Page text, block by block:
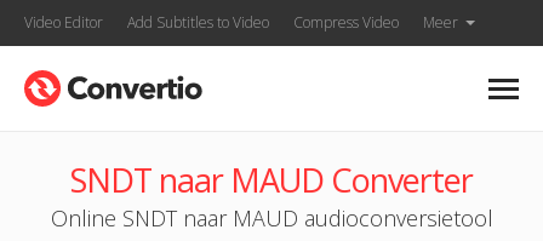
Video Editor Add Subtitles to Video Compress Video Meer
SNDT naar MAUD Converter
Online SNDT naar MAUD audioconversietool